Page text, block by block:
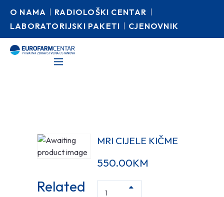
O NAMA
RADIOLOŠKI CENTAR
LABORATORIJSKI PAKETI
CJENOVNIK
MRI CIJELE KIČME
550.00KM
Related